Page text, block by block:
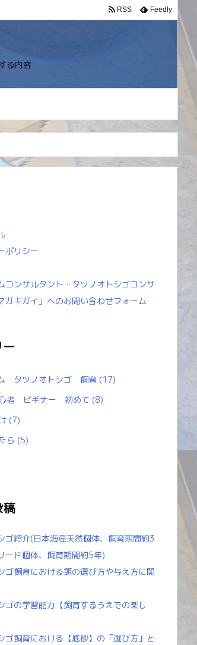
る内容
RSS Feedly
ポリシー
コンサルタント・タツノオトシゴコンサ
ガキガイ」へのお問い合わせフォーム
タツノオトシゴ 飼育 (17)
者 ビギナー 初めて (8)
(7)
ら (5)
稿
ゴ紹介(日本海産天然個体、飼育期間約3
ード個体、飼育期間約5年)
ゴ飼育における餌の選び方や与え方に関
ゴの学習能力【飼育するうえでの楽し
ゴ飼育における【底砂】の「選び方」と